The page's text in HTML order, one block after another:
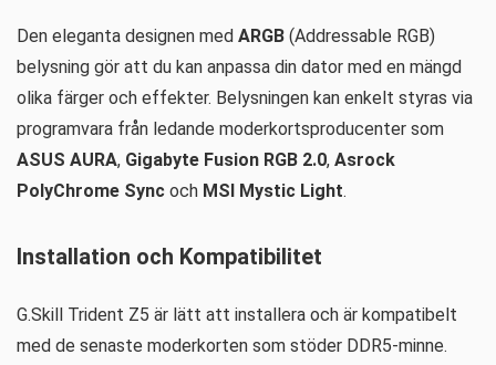
Den eleganta designen med ARGB (Addressable RGB)
belysning gör att du kan anpassa din dator med en mängd
olika färger och effekter. Belysningen kan enkelt styras via
programvara från ledande moderkortsproducenter som
ASUS AURA, Gigabyte Fusion RGB 2.0, Asrock
PolyChrome Sync och MSI Mystic Light.
Installation och Kompatibilitet
G.Skill Trident Z5 är lätt att installera och är kompatibelt
med de senaste moderkorten som stöder DDR5-minne.